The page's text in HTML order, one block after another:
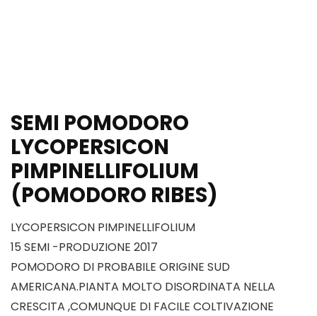
SEMI POMODORO
LYCOPERSICON
PIMPINELLIFOLIUM
(POMODORO RIBES)
LYCOPERSICON PIMPINELLIFOLIUM
15 SEMI -PRODUZIONE 2017
POMODORO DI PROBABILE ORIGINE SUD
AMERICANA.PIANTA MOLTO DISORDINATA NELLA
CRESCITA ,COMUNQUE DI FACILE COLTIVAZIONE